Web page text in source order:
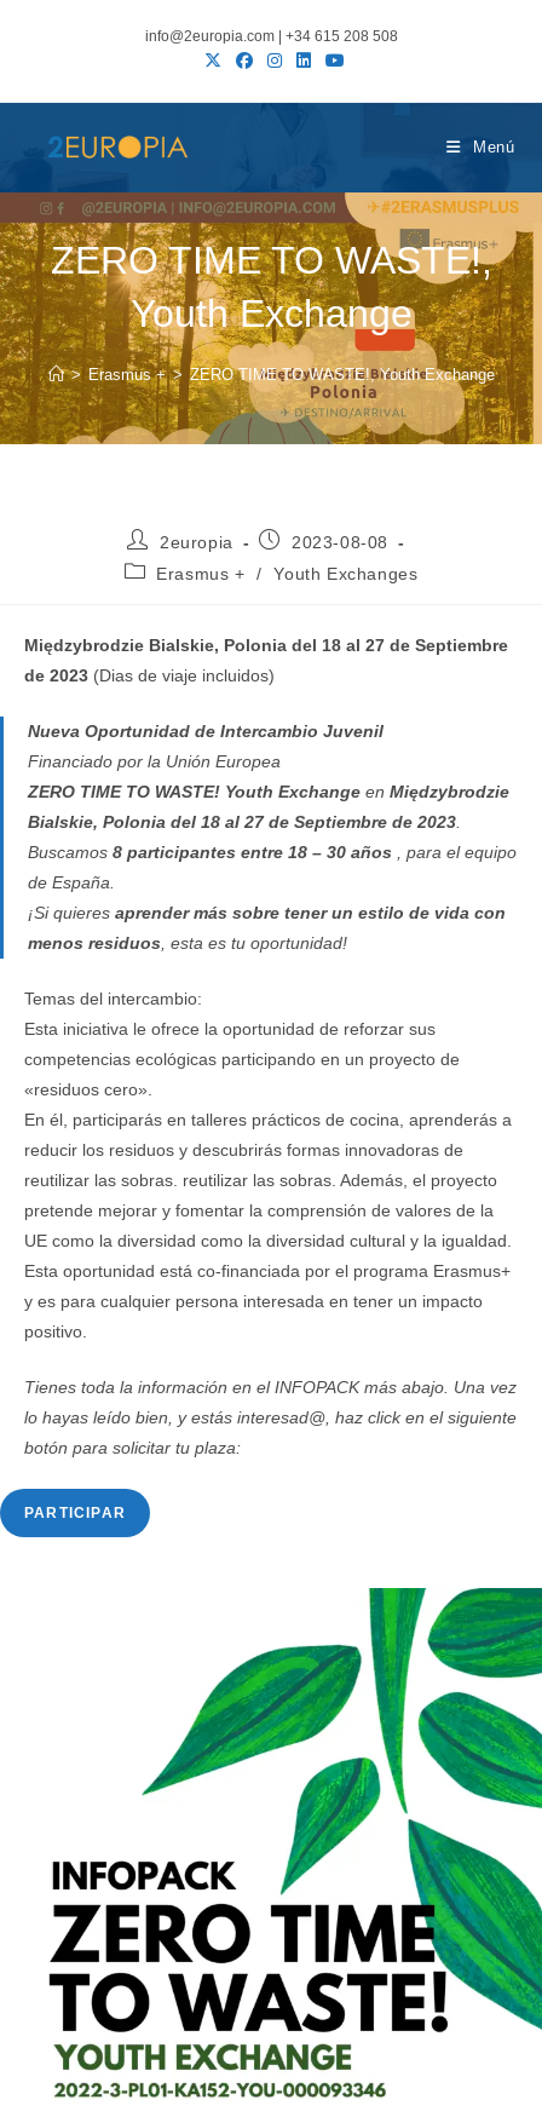
info@2europia.com | +34 615 208 508
Menú
ZERO TIME TO WASTE!,
Youth Exchange
> Erasmus + > ZERO TIME TO WASTE!, Youth Exchange
Autor
de
la
2europia
Publicación
la
2023-08-08
Categoría
entrada:
Erasmus + / Youth Exchanges
Międzybrodzie Bialskie, Polonia del 18 al 27 de Septiembre
de 2023 (Dias de viaje incluidos)
Nueva Oportunidad de Intercambio Juvenil
Financiado por la Unión Europea
ZERO TIME TO WASTE! Youth Exchange en Międzybrodzie
Bialskie, Polonia del 18 al 27 de Septiembre de 2023
Buscamos 8 participantes entre 18 – 30 años
, para el equipo
de España.
¡Si quieres aprender más sobre tener un estilo de vida con
menos residuos , esta es tu oportunidad!
Temas del intercambio:
Esta iniciativa le ofrece la oportunidad de reforzar sus
competencias ecológicas participando en un proyecto de
«residuos cero».
En él, participarás en talleres prácticos de cocina, aprenderás a
reducir los residuos y descubrirás formas innovadoras de
reutilizar las sobras. reutilizar las sobras. Además, el proyecto
pretende mejorar y fomentar la comprensión de valores de la
UE como la diversidad como la diversidad cultural y la igualdad.
Esta oportunidad está co-financiada por el programa Erasmus+
y es para cualquier persona interesada en tener un impacto
positivo.
Tienes toda la información en el INFOPACK más abajo. Una vez
lo hayas leído bien, y estás interesad@, haz click en el siguiente
botón para solicitar tu plaza:
PARTICIPAR